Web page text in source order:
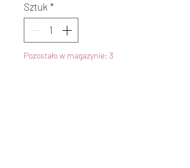
Sztuk *
Pozostało w magazynie: 3